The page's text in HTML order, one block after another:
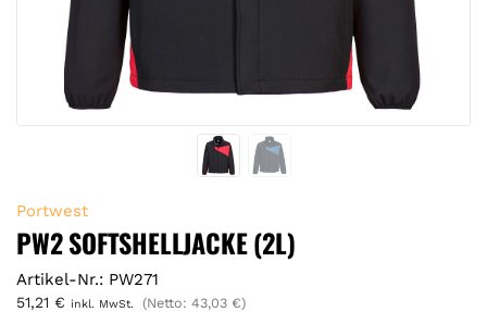
Portwest
PW2 SOFTSHELLJACKE (2L)
Artikel-Nr.: PW271
51,21 € inkl. MwSt. (Netto: 43,03 €)